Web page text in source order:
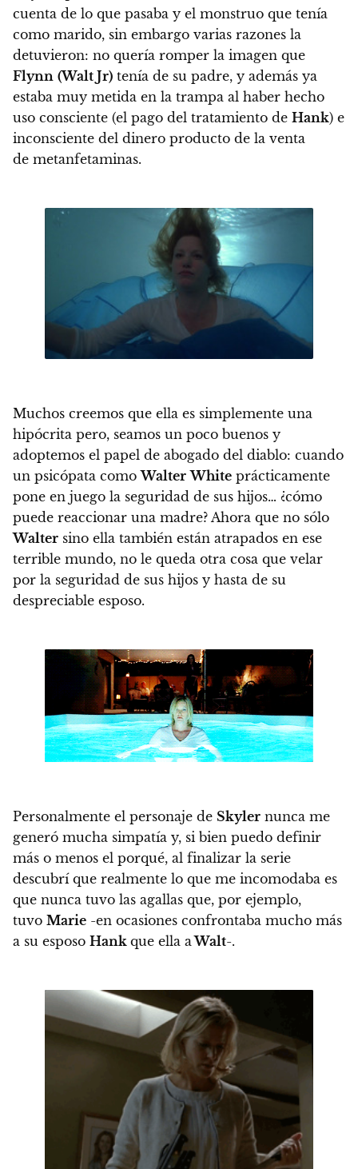
cuenta de lo que pasaba y el monstruo que tenía
como marido, sin embargo varias razones la
detuvieron: no quería romper la imagen que
Flynn (Walt Jr) tenía de su padre, y además ya
estaba muy metida en la trampa al haber hecho
uso consciente (el pago del tratamiento de Hank) e
inconsciente del dinero producto de la venta
de metanfetaminas.
Muchos creemos que ella es simplemente una
hipócrita pero, seamos un poco buenos y
adoptemos el papel de abogado del diablo: cuando
un psicópata comoWalter White prácticamente
pone en juego la seguridad de sus hijos… ¿cómo
puede reaccionar una madre? Ahora que no sólo
Walter sino ella también están atrapados en ese
terrible mundo, no le queda otra cosa que velar
por la seguridad de sus hijos y hasta de su
despreciable esposo.
Personalmente el personaje de Skyler nunca me
generó mucha simpatía y, si bien puedo definir
más o menos el porqué, al finalizar la serie
descubrí que realmente lo que me incomodaba es
que nunca tuvo las agallas que, por ejemplo,
tuvo Marie -en ocasiones confrontaba mucho más
a su esposo Hank que ella aWalt-.